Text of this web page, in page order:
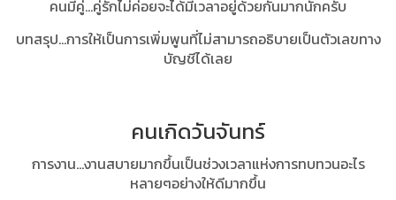
คนมีคู่...คู่รักไม่ค่อยจะได้มีเวลาอยู่ด้วยกันมากนักครับ
บทสรุป...การให้เป็นการเพิ่มพูนที่ไม่สามารถอธิบายเป็นตัวเลขทาง
บัญชีได้เลย
คนเกิดวันจันทร์
การงาน...งานสบายมากขึ้นเป็นช่วงเวลาแห่งการทบทวนอะไร
หลายๆอย่างให้ดีมากขึ้น